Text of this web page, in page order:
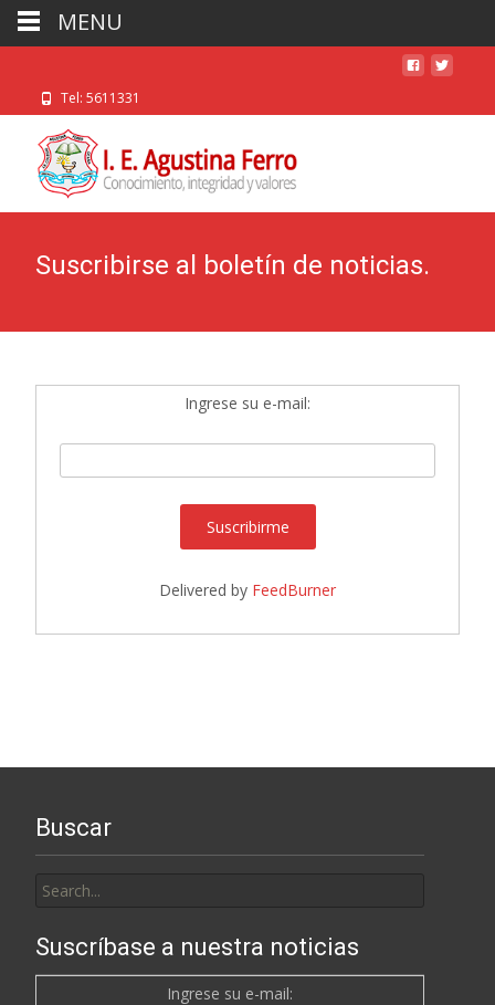
Tel: 5611331
Suscribirse al boletín de noticias.
Ingrese su e-mail:
Delivered by FeedBurner
Buscar
for:
Suscríbase a nuestra noticias
Ingrese su e-mail:
MENU